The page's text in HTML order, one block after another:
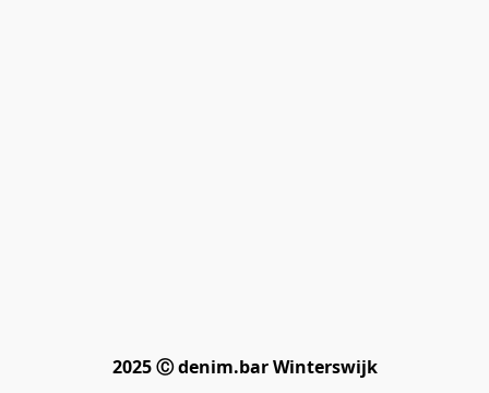
2025 Ⓒ denim.bar Winterswijk